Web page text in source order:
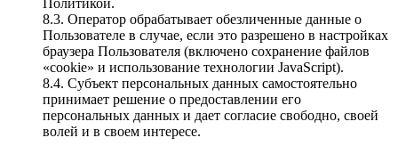
8.3. Оператор обрабатывает обезличенные данные о
Пользователе в случае, если это разрешено в настройках
браузера Пользователя (включено сохранение файлов
«cookie» и использование технологии JavaScript).
8.4. Субъект персональных данных самостоятельно
принимает решение о предоставлении его
персональных данных и дает согласие свободно, своей
волей и в своем интересе.